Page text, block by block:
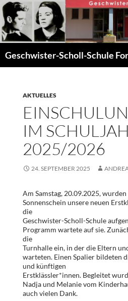
Zum
Inhalt
springen
Geschwister-Scholl-Schule
AKTUELLES
IM
2025/2026
24. SEPTEMBER 2025
Am Samstag, 20.09.2025,
Sonnenschein unsere neuen
die
Geschwister-Scholl-Schule
Programm wartete auf sie.
die
Turnhalle ein, in der die Eltern
warteten. Einen Spalier bildeten
und künftigen
Erstklässler*innen. Begleitet
Nadja und Melanie vom
auch vielen Dank.